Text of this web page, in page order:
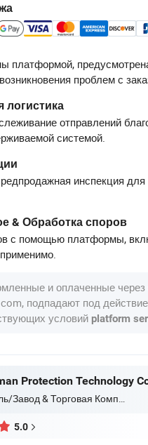
платформой,
проблем с
отправлений
системой.
инспекция для
& Обработка споров
с помощью платформы,
и оплаченные через
подпадают под
условий platform
Protection Technology
Производитель/Завод & Торговая Компания
5.0